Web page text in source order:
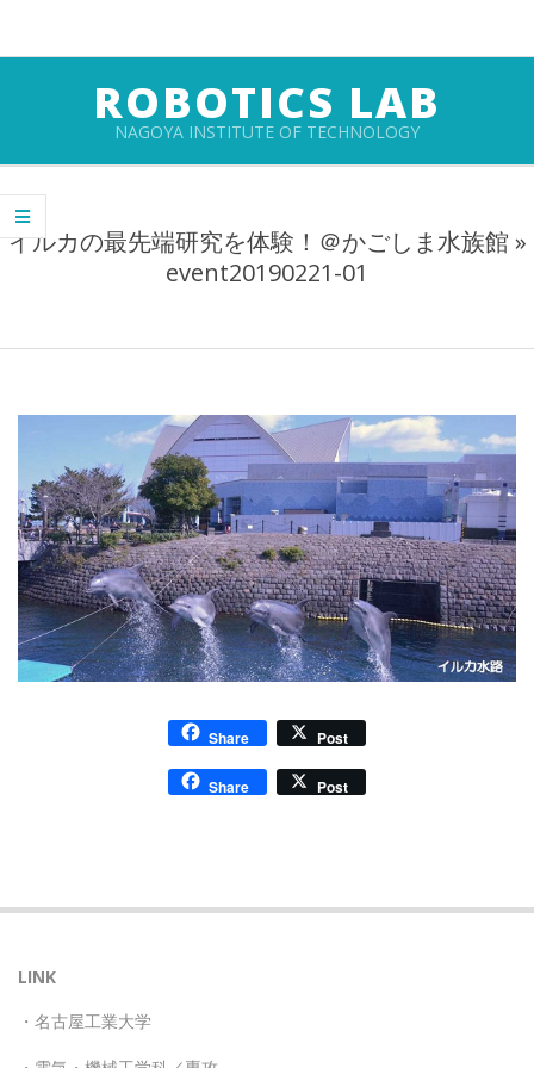
ROBOTICS LAB
NAGOYA INSTITUTE OF TECHNOLOGY
Navigation
Menu
イルカの最先端研究を体験！＠かごしま水族館 »
event20190221-01
Share Post
Share Post
01-
LINK
・名古屋工業大学